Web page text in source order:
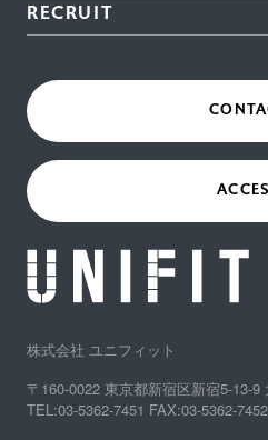
RECRUIT
株式会社 ユニフィット
〒160-0022 東京都新宿区新宿5-13-
TEL:03-5362-7451 FAX:03-5362-7452